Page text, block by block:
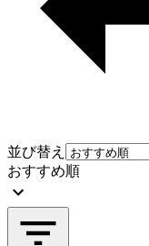
並び替え
おすすめ順